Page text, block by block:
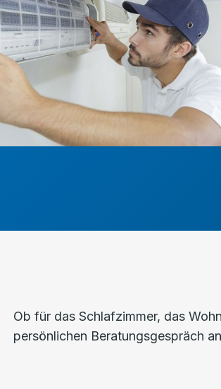
Ob für das Schlafzimmer, das
persönlichen Beratungsgespräch